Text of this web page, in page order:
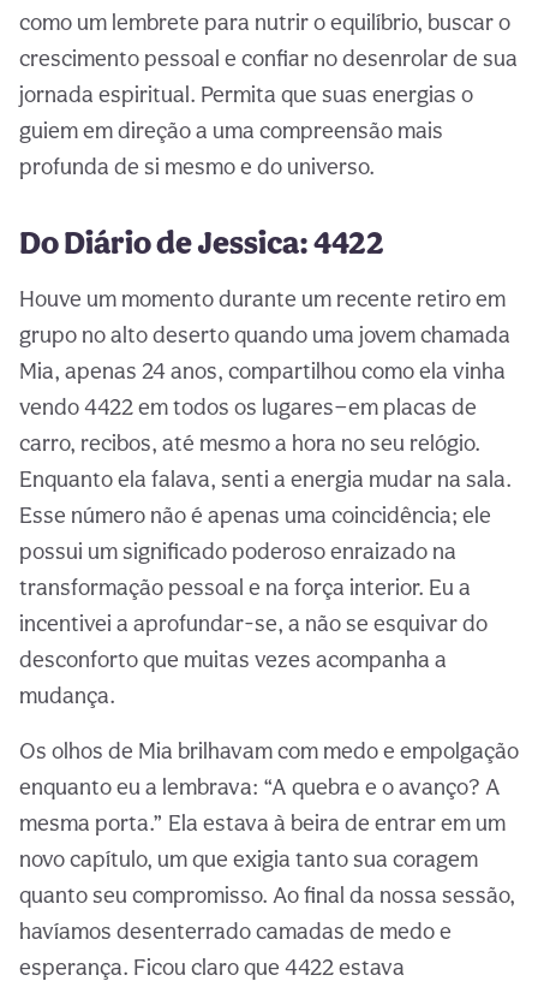
como um lembrete para nutrir o equilíbrio, buscar o
crescimento pessoal e confiar no desenrolar de sua
jornada espiritual. Permita que suas energias o
guiem em direção a uma compreensão mais
profunda de si mesmo e do universo.
Do Diário de Jessica: 4422
Houve um momento durante um recente retiro em
grupo no alto deserto quando uma jovem chamada
Mia, apenas 24 anos, compartilhou como ela vinha
vendo 4422 em todos os lugares—em placas de
carro, recibos, até mesmo a hora no seu relógio.
Enquanto ela falava, senti a energia mudar na sala.
Esse número não é apenas uma coincidência; ele
possui um significado poderoso enraizado na
transformação pessoal e na força interior. Eu a
incentivei a aprofundar-se, a não se esquivar do
desconforto que muitas vezes acompanha a
mudança.
Os olhos de Mia brilhavam com medo e empolgação
enquanto eu a lembrava: “A quebra e o avanço? A
mesma porta.” Ela estava à beira de entrar em um
novo capítulo, um que exigia tanto sua coragem
quanto seu compromisso. Ao final da nossa sessão,
havíamos desenterrado camadas de medo e
esperança. Ficou claro que 4422 estava